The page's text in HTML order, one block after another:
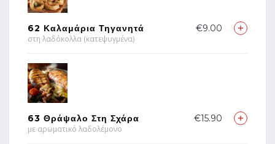
62 Καλαμάρια Τηγανητά
στη λαδόκολλα (κατεψυγμένα)
€9.00
63 Θράψαλο Στη Σχάρα
με αρωματικό λαδολέμονο
€15.90